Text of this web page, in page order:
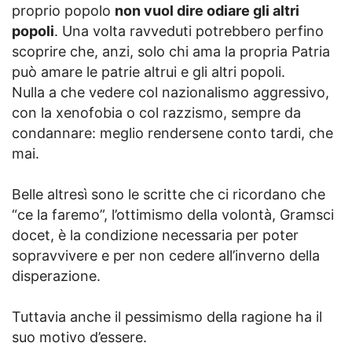
proprio popolo non vuol dire odiare gli altri
popoli. Una volta ravveduti potrebbero perfino
scoprire che, anzi, solo chi ama la propria Patria
può amare le patrie altrui e gli altri popoli.
Nulla a che vedere col nazionalismo aggressivo,
con la xenofobia o col razzismo, sempre da
condannare: meglio rendersene conto tardi, che
mai.
Belle altresì sono le scritte che ci ricordano che
“ce la faremo”, l’ottimismo della volontà, Gramsci
docet, è la condizione necessaria per poter
sopravvivere e per non cedere all’inverno della
disperazione.
Tuttavia anche il pessimismo della ragione ha il
suo motivo d’essere.